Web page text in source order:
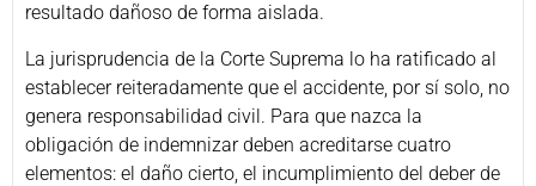
resultado dañoso de forma aislada.
La jurisprudencia de la Corte Suprema lo ha ratificado al
establecer reiteradamente que el accidente, por sí solo, no
genera responsabilidad civil. Para que nazca la
obligación de indemnizar deben acreditarse cuatro
elementos: el daño cierto, el incumplimiento del deber de